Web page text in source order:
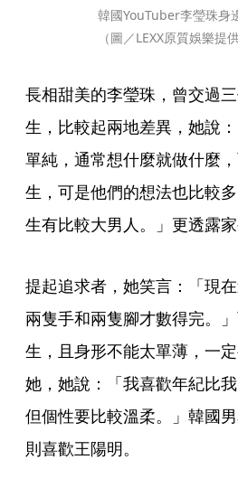
韓國YouTuber李瑩珠身
（圖／LEXX原質娛樂提供
長相甜美的李瑩珠，曾交過
生，比較起兩地差異，她說
單純，通常想什麼就做什麼
生，可是他們的想法也比較
生有比較大男人。」更透露家
提起追求者，她笑言：「現
兩隻手和兩隻腳才數得完。
生，且身形不能太單薄，一
她，她說：「我喜歡年紀比
但個性要比較溫柔。」韓國
則喜歡王陽明。